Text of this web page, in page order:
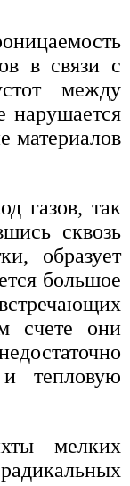
в связи с
между
нарушается
материалов
газов, так
сквозь
образует
большое
счете они
тепловую
мелких